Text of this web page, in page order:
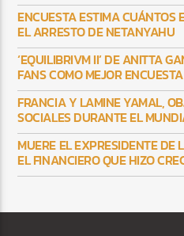
ENCUESTA ESTIMA CUÁNTOS
EL ARRESTO DE NETANYAHU
‘EQUILIBRIVM II’ DE ANITTA
FANS COMO MEJOR
FRANCIA Y LAMINE YAMAL,
SOCIALES DURANTE EL
MUERE EL EXPRESIDENTE
EL FINANCIERO QUE HIZO